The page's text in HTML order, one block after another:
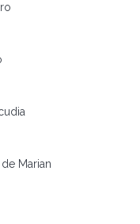
Marian